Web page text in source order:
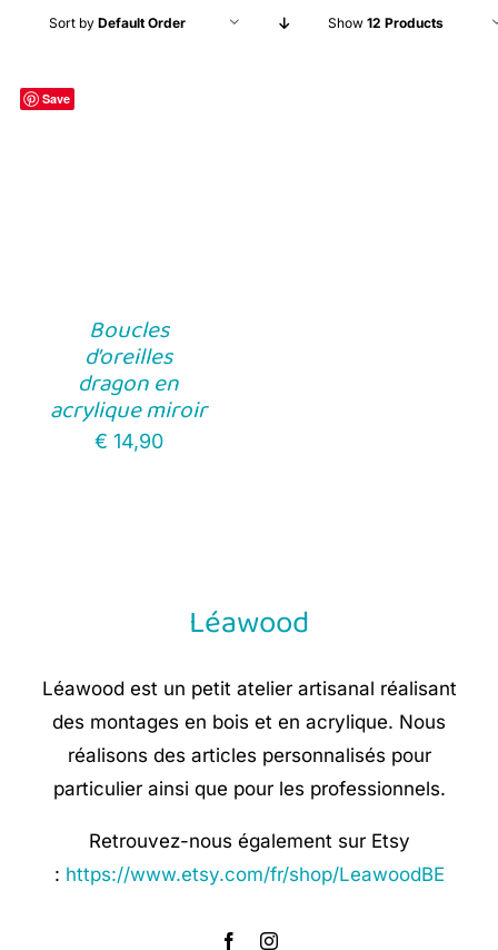
Sort by Default Order Show 12 Products
Save
Boucles
d’oreilles
dragon en
acrylique miroir
€ 14,90
Léawood
Léawood est un petit atelier artisanal réalisant
des montages en bois et en acrylique. Nous
réalisons des articles personnalisés pour
particulier ainsi que pour les professionnels.
Retrouvez-nous également sur Etsy
: https://www.etsy.com/fr/shop/LeawoodBE